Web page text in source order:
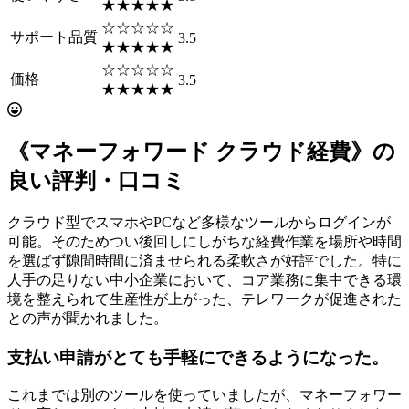
★★★★★
サポート品質
☆☆☆☆☆
★★★★★
3.5
価格
☆☆☆☆☆
★★★★★
3.5
《マネーフォワード クラウド経費》の
良い評判・口コミ
クラウド型でスマホやPCなど多様なツールからログインが
可能。そのためつい後回しにしがちな経費作業を場所や時間
を選ばず隙間時間に済ませられる柔軟さが好評でした。特に
人手の足りない中小企業において、コア業務に集中できる環
境を整えられて生産性が上がった、テレワークが促進された
との声が聞かれました。
支払い申請がとても手軽にできるようになった。
これまでは別のツールを使っていましたが、マネーフォワー